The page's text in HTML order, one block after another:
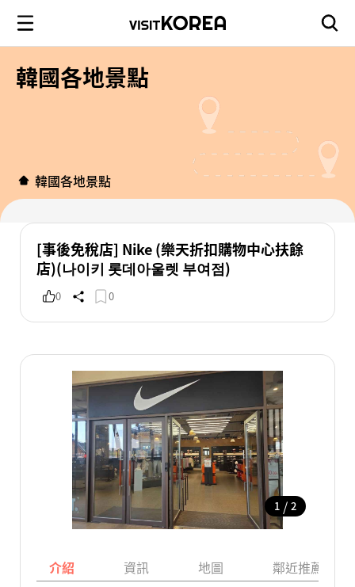
韓國各地景點
韓國各地景點
[事後免稅店] Nike (樂天折扣購物中心扶餘
店)(나이키 롯데아울렛 부여점)
0 0
1 / 2
介紹 資訊 地圖 鄰近推薦景點